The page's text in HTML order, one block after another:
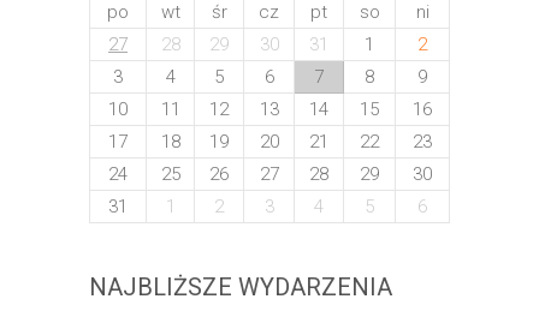
po wt śr cz pt so
ni
27
28 29 30 31 1
2
3
4 5 6 7 8
9
10
11 12 13 14 15
16
17
18 19 20 21 22
23
24
25 26 27 28 29
30
31
1 2 3 4 5 6
NAJBLIŻSZE WYDARZENIA